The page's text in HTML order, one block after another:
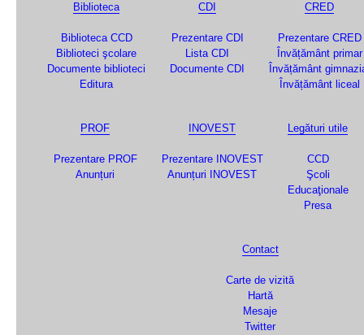
Biblioteca
Biblioteca CCD
Biblioteci şcolare
Documente biblioteci
Editura
CDI
Prezentare CDI
Lista CDI
Documente CDI
CRED
Prezentare CRED
Învățământ primar
Învățământ
Învățământ liceal
PROF
Prezentare PROF
Anunțuri
INOVEST
Prezentare INOVEST
Anunțuri INOVEST
Legături utile
CCD
Şcoli
Educaţionale
Presa
Contact
Carte de vizită
Hartă
Mesaje
Twitter